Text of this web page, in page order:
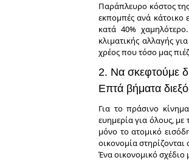
Παράπλευρο κόστος
εκπομπές ανά κάτοικο
κατά 40%
κλιματικής αλλαγής
χρέος που τόσο μας
2. Να σκεφτούμε
Επτά βήματα
Για το πράσινο
ευημερία για όλους, με
μόνο το ατομικό
οικονομία
Ένα οικονομικό σχέδιο